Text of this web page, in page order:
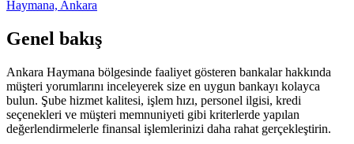
Haymana, Ankara
Genel bakış
Ankara Haymana bölgesinde faaliyet gösteren bankalar hakkında
müşteri yorumlarını inceleyerek size en uygun bankayı kolayca
bulun. Şube hizmet kalitesi, işlem hızı, personel ilgisi, kredi
seçenekleri ve müşteri memnuniyeti gibi kriterlerde yapılan
değerlendirmelerle finansal işlemlerinizi daha rahat gerçekleştirin.